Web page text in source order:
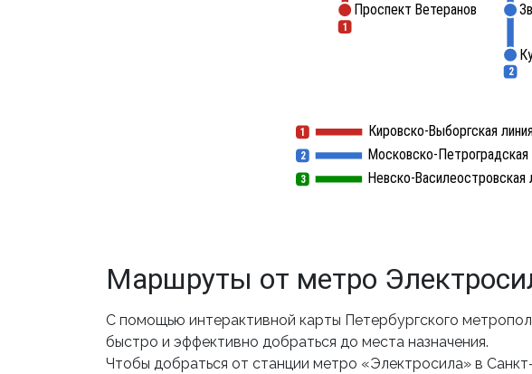
Кировско-Выборгская
Московско-Петроградская
Невско-Василеостровская
1
2
3
1
2
3
1
2
Проспект Ветеранов
Маршруты от метро
С помощью интерактивной карты Петербургского
быстро и эффективно добраться до места назначения.
Чтобы добраться от станции метро «Электросила» в